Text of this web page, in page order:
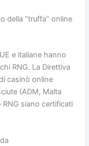
della “truffa” online
e italiane hanno
RNG. La Direttiva
casinò online
(ADM, Malta
siano certificati